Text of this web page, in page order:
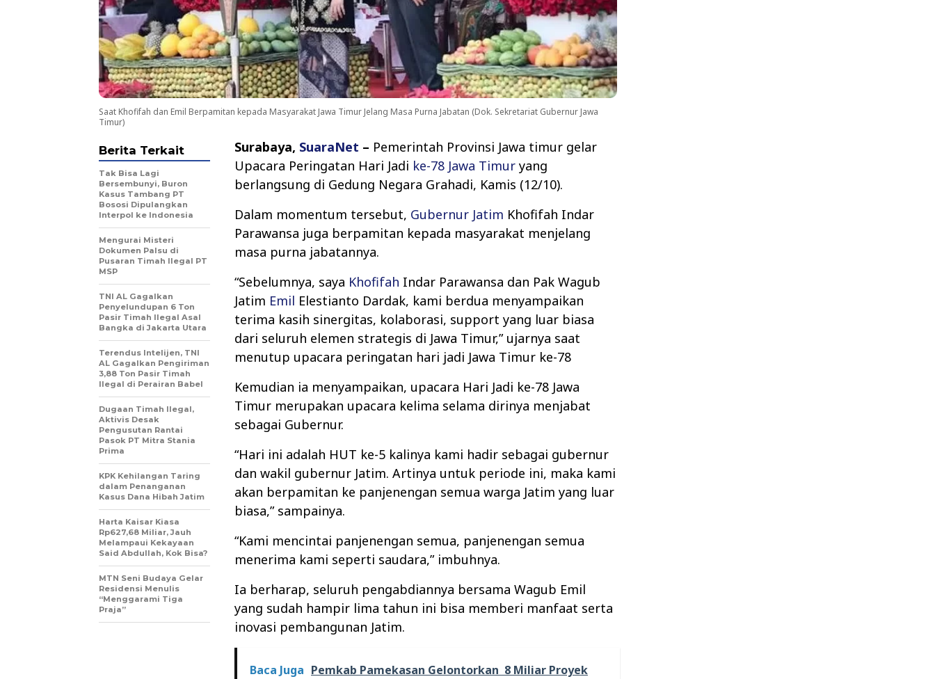
Saat Khofifah dan Emil Berpamitan kepada Masyarakat Jawa Timur Jelang Masa Purna Jabatan (Dok. Sekretariat Gubernur Jawa
Timur)
Surabaya, SuaraNet – Pemerintah Provinsi Jawa timur gelar
Upacara Peringatan Hari Jadi ke-78 Jawa Timur yang
berlangsung di Gedung Negara Grahadi, Kamis (12/10).
Dalam momentum tersebut, Gubernur Jatim Khofifah Indar
Parawansa juga berpamitan kepada masyarakat menjelang
masa purna jabatannya.
“Sebelumnya, saya Khofifah Indar Parawansa dan Pak Wagub
Jatim Emil Elestianto Dardak, kami berdua menyampaikan
terima kasih sinergitas, kolaborasi, support yang luar biasa
dari seluruh elemen strategis di Jawa Timur,” ujarnya saat
menutup upacara peringatan hari jadi Jawa Timur ke-78
Kemudian ia menyampaikan, upacara Hari Jadi ke-78 Jawa
Timur merupakan upacara kelima selama dirinya menjabat
sebagai Gubernur.
“Hari ini adalah HUT ke-5 kalinya kami hadir sebagai gubernur
dan wakil gubernur Jatim. Artinya untuk periode ini, maka kami
akan berpamitan ke panjenengan semua warga Jatim yang luar
biasa,” sampainya.
“Kami mencintai panjenengan semua, panjenengan semua
menerima kami seperti saudara,” imbuhnya.
Ia berharap, seluruh pengabdiannya bersama Wagub Emil
yang sudah hampir lima tahun ini bisa memberi manfaat serta
inovasi pembangunan Jatim.
Baca Juga Pemkab Pamekasan Gelontorkan 8 Miliar Proyek
Berita Terkait
Tak Bisa Lagi
Bersembunyi, Buron
Kasus Tambang PT
Bososi Dipulangkan
Interpol ke Indonesia
Mengurai Misteri
Dokumen Palsu di
Pusaran Timah Ilegal PT
MSP
TNI AL Gagalkan
Penyelundupan 6 Ton
Pasir Timah Ilegal Asal
Bangka di Jakarta Utara
Terendus Intelijen, TNI
AL Gagalkan Pengiriman
3,88 Ton Pasir Timah
Ilegal di Perairan Babel
Dugaan Timah Ilegal,
Aktivis Desak
Pengusutan Rantai
Pasok PT Mitra Stania
Prima
KPK Kehilangan Taring
dalam Penanganan
Kasus Dana Hibah Jatim
Harta Kaisar Kiasa
Rp627,68 Miliar, Jauh
Melampaui Kekayaan
Said Abdullah, Kok Bisa?
MTN Seni Budaya Gelar
Residensi Menulis
“Menggarami Tiga
Praja”